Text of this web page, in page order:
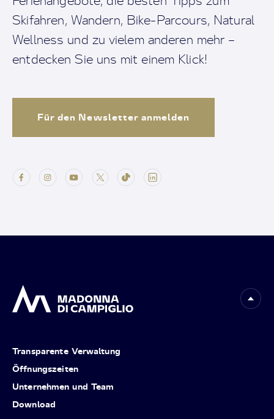
Skifahren, Wandern, Bike-Parcours, Natural
Wellness und zu vielem anderen mehr –
entdecken Sie uns mit einem Klick!
Für den Newsletter anmelden
Transparente Verwaltung
Öffnungszeiten
Unternehmen und Team
Download